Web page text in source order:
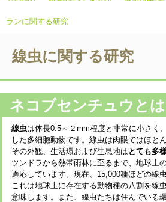
ランに関する研究
線虫に関する研究
ネコブセンチュウとは
線虫は体長0.5～２mm程度と非常に小さく
した多細胞動物です。線虫は肉眼ではほと
その外観、生活環および生息地は とても多
ツンドラから熱帯雨林に至るまで、地球上
適応しています。現在、15,000種ほどの線
これは地球上に存在する動物種の八割を線
意味します。また、線虫たちは住んでいる